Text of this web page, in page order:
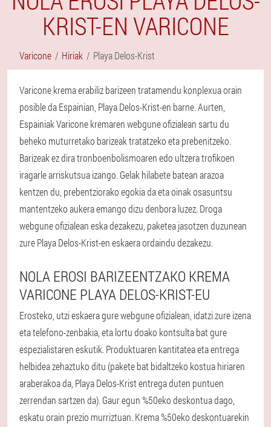
KRIST-EN VARICONE
Varicone Hiriak Playa Delos-Krist
Varicone krema erabiliz barizeen tratamendu konplexua orain
posible da Espainian, Playa Delos-Krist-en barne. Aurten,
Espainiak Varicone kremaren webgune ofizialean sartu du
beheko muturretako barizeak tratatzeko eta prebenitzeko.
Barizeak ez dira tronboenbolismoaren edo ultzera trofikoen
iragarle arriskutsua izango. Gelak hilabete batean arazoa
kentzen du, prebentziorako egokia da eta oinak osasuntsu
mantentzeko aukera emango dizu denbora luzez. Droga
webgune ofizialean eska dezakezu, paketea jasotzen duzunean
zure Playa Delos-Krist-en eskaera ordaindu dezakezu.
NOLA EROSI BARIZEENTZAKO KREMA
VARICONE PLAYA DELOS-KRIST-EU
Erosteko, utzi eskaera gure webgune ofizialean, idatzi zure izena
eta telefono-zenbakia, eta lortu doako kontsulta bat gure
espezialistaren eskutik. Produktuaren kantitatea eta entrega
helbidea zehaztuko ditu (pakete bat bidaltzeko kostua hiriaren
araberakoa da, Playa Delos-Krist entrega duten puntuen
zerrendan sartzen da). Gaur egun %50eko deskontua dago,
eskatu orain prezio murriztuan. Krema %50eko deskontuarekin